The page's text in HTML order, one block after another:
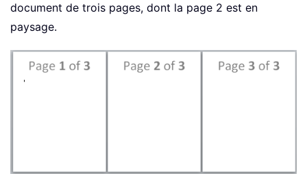
document de trois pages, dont la page 2 est en
paysage.